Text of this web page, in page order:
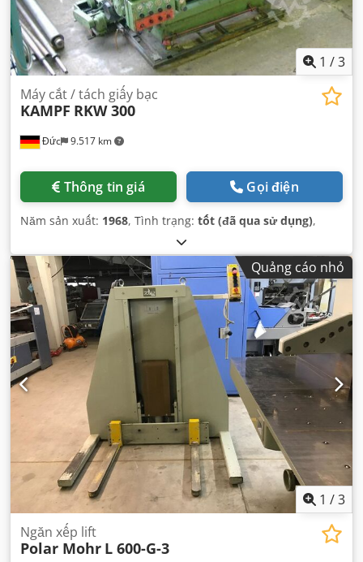
1 /3
Đức 9.517 km
Máy cắt / tách giấy bạc
KAMPF RKW 300
Thông tin giá Gọi điện
Năm sản xuất: 1968, Tình trạng: tốt (đã qua sử dụng),
Quảng cáo nhỏ
1 /3
Ngăn xếp lift
Polar Mohr L 600-G-3